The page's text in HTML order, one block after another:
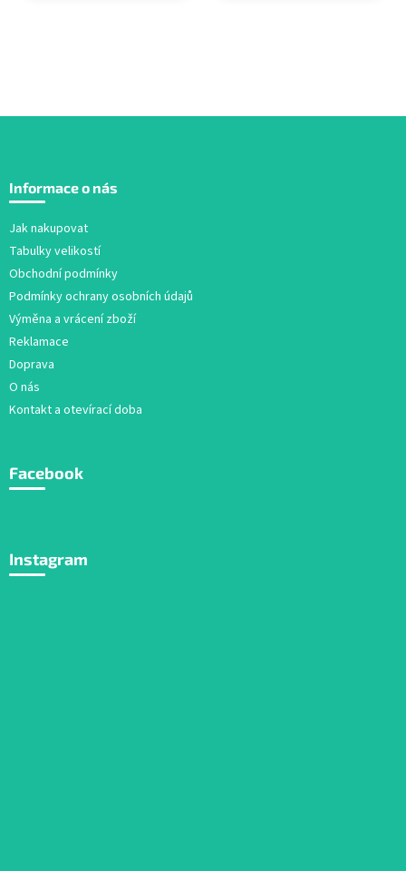
p
Informace o nás
Jak nakupovat
Tabulky velikostí
Obchodní podmínky
Podmínky ochrany osobních údajů
Výměna a vrácení zboží
Reklamace
Doprava
O nás
Kontakt a otevírací doba
Facebook
Instagram